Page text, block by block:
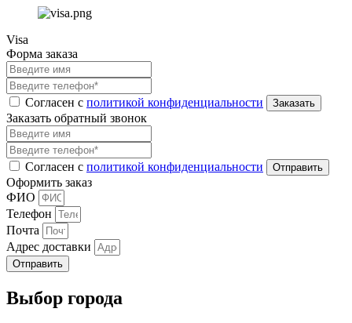
Visa
Форма заказа
Согласен с политикой конфиденциальности
Заказать обратный звонок
Согласен с политикой конфиденциальности
Оформить заказ
ФИО
Телефон
Почта
Адрес доставки
Отправить
Выбор города